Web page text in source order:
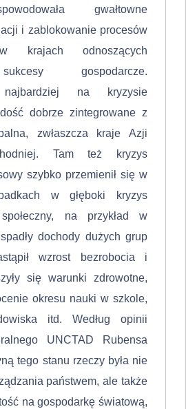
gwałtowne
i zablo­kowanie procesów
krajach odnoszących
gospodarcze.
najbardziej na kryzysie
do­brze zintegrowane z
zwłaszcza kraje Azji
Tam też kryzys
szybko przemienił się w
w głęboki kryzys
na przykład w
dochody dużych grup
wzrost bezrobocia i
się warunki zdrowotne,
okresu nauki w szkole,
itd. Według opinii
UNCTAD Rubensa
tego stanu rzeczy była nie
państwem, ale także
na gospo­darkę światową,